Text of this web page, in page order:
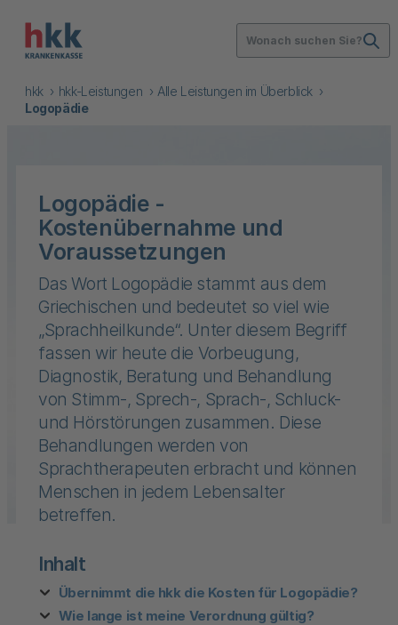
Wonach suchen Sie?
hkk hkk-Leistungen
Alle Leistungen im Überblick
Logopädie
Logopädie -
Kostenübernahme und
Voraussetzungen
Das Wort Logopädie stammt aus dem
Griechischen und bedeutet so viel wie
„Sprachheilkunde“. Unter diesem Begriff
fassen wir heute die Vorbeugung,
Diagnostik, Beratung und Behandlung
von Stimm-, Sprech-, Sprach-, Schluck-
und Hörstörungen zusammen. Diese
Behandlungen werden von
Sprachtherapeuten erbracht und können
Menschen in jedem Lebensalter
betreffen.
Inhalt
Übernimmt die hkk die Kosten für Logopädie?
Wie lange ist meine Verordnung gültig?